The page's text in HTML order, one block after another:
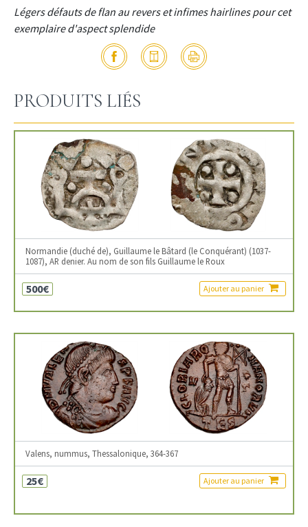
Légers défauts de flan au revers et infimes hairlines pour cet
exemplaire d'aspect splendide
PRODUITS LIÉS
Normandie (duché de), Guillaume le Bâtard (le Conquérant) (1037-
1087), AR denier. Au nom de son fils Guillaume le Roux
500€ Ajouter au panier
Valens, nummus, Thessalonique, 364-367
25€ Ajouter au panier